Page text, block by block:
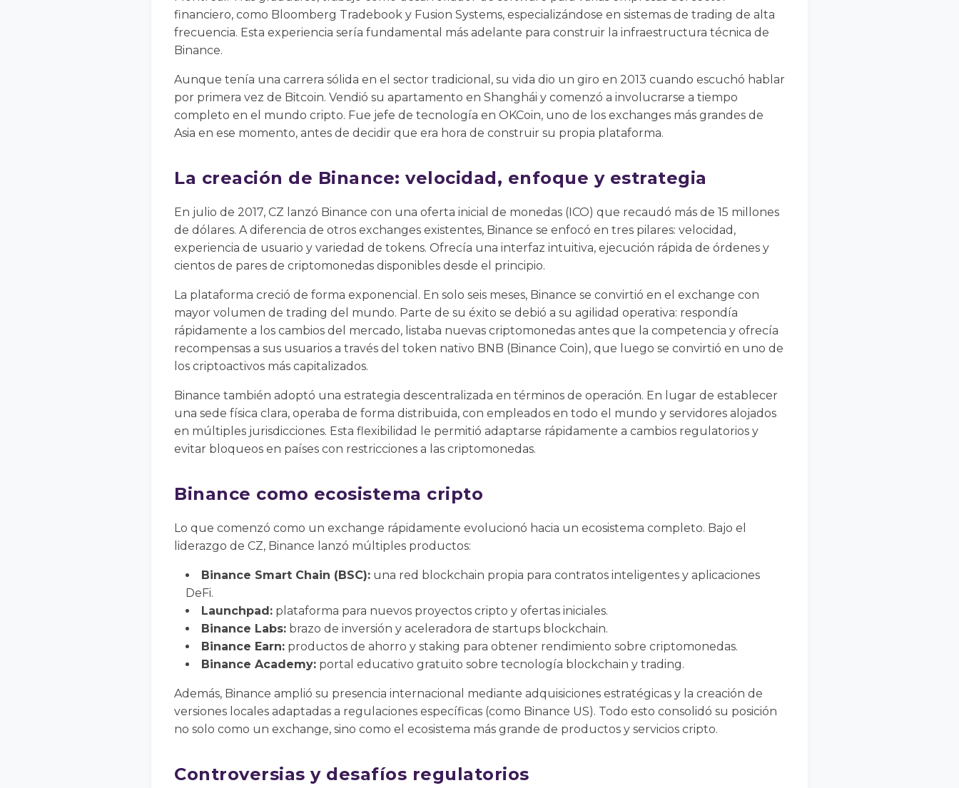
financiero, como Bloomberg Tradebook y Fusion Systems, especializándose en sistemas de trading de alta
frecuencia. Esta experiencia sería fundamental más adelante para construir la infraestructura técnica de
Binance.
Aunque tenía una carrera sólida en el sector tradicional, su vida dio un giro en 2013 cuando escuchó hablar
por primera vez de Bitcoin. Vendió su apartamento en Shanghái y comenzó a involucrarse a tiempo
completo en el mundo cripto. Fue jefe de tecnología en OKCoin, uno de los exchanges más grandes de
Asia en ese momento, antes de decidir que era hora de construir su propia plataforma.
La creación de Binance: velocidad, enfoque y estrategia
En julio de 2017, CZ lanzó Binance con una oferta inicial de monedas (ICO) que recaudó más de 15 millones
de dólares. A diferencia de otros exchanges existentes, Binance se enfocó en tres pilares: velocidad,
experiencia de usuario y variedad de tokens. Ofrecía una interfaz intuitiva, ejecución rápida de órdenes y
cientos de pares de criptomonedas disponibles desde el principio.
La plataforma creció de forma exponencial. En solo seis meses, Binance se convirtió en el exchange con
mayor volumen de trading del mundo. Parte de su éxito se debió a su agilidad operativa: respondía
rápidamente a los cambios del mercado, listaba nuevas criptomonedas antes que la competencia y ofrecía
recompensas a sus usuarios a través del token nativo BNB (Binance Coin), que luego se convirtió en uno de
los criptoactivos más capitalizados.
Binance también adoptó una estrategia descentralizada en términos de operación. En lugar de establecer
una sede física clara, operaba de forma distribuida, con empleados en todo el mundo y servidores alojados
en múltiples jurisdicciones. Esta flexibilidad le permitió adaptarse rápidamente a cambios regulatorios y
evitar bloqueos en países con restricciones a las criptomonedas.
Binance como ecosistema cripto
Lo que comenzó como un exchange rápidamente evolucionó hacia un ecosistema completo. Bajo el
liderazgo de CZ, Binance lanzó múltiples productos:
Binance Smart Chain (BSC): una red blockchain propia para contratos inteligentes y aplicaciones
DeFi.
Launchpad: plataforma para nuevos proyectos cripto y ofertas iniciales.
Binance Labs: brazo de inversión y aceleradora de startups blockchain.
Binance Earn: productos de ahorro y staking para obtener rendimiento sobre criptomonedas.
Binance Academy: portal educativo gratuito sobre tecnología blockchain y trading.
Además, Binance amplió su presencia internacional mediante adquisiciones estratégicas y la creación de
versiones locales adaptadas a regulaciones específicas (como Binance US). Todo esto consolidó su posición
no solo como un exchange, sino como el ecosistema más grande de productos y servicios cripto.
Controversias y desafíos regulatorios